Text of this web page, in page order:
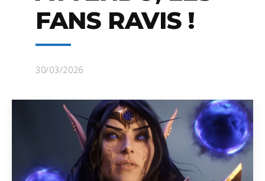
FANS RAVIS !
30/03/2026